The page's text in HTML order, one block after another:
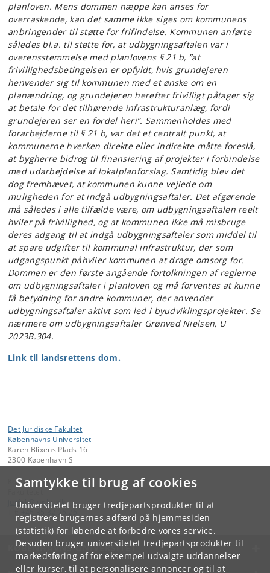
Samtykke til brug af cookies
Universitetet bruger tredjepartsprodukter til at
registrere brugernes adfærd på hjemmesiden
(statistik) for løbende at forbedre vores service.
Desuden bruger universitetet tredjepartsprodukter til
markedsføring af for eksempel udvalgte uddannelser
eller kurser, til at personalisere annoncer og til at
planloven. Mens dommen næppe kan anses for
overraskende, kan det samme ikke siges om kommunens
anbringender til støtte for frifindelse. Kommunen anførte
således bl.a. til støtte for, at udbygningsaftalen var i
overensstemmelse med planlovens § 21 b, ”at
frivillighedsbetingelsen er opfyldt, hvis grundejeren
henvender sig til kommunen med et ønske om en
planændring, og grundejeren herefter frivilligt påtager sig
at betale for det tilhørende infrastrukturanlæg, fordi
grundejeren ser en fordel heri”. Sammenholdes med
forarbejderne til § 21 b, var det et centralt punkt, at
kommunerne hverken direkte eller indirekte måtte foreslå,
at bygherre bidrog til finansiering af projekter i forbindelse
med udarbejdelse af lokalplanforslag. Samtidig blev det
dog fremhævet, at kommunen kunne vejlede om
muligheden for at indgå udbygningsaftaler. Det afgørende
må således i alle tilfælde være, om udbygningsaftalen reelt
hviler på frivillighed, og at kommunen ikke må misbruge
deres adgang til at indgå udbygningsaftaler som middel til
at spare udgifter til kommunal infrastruktur, der som
udgangspunkt påhviler kommunen at drage omsorg for.
Dommen er den første angående fortolkningen af reglerne
om udbygningsaftaler i planloven og må forventes at kunne
få betydning for andre kommuner, der anvender
udbygningsaftaler aktivt som led i byudviklingsprojekter. Se
nærmere om udbygningsaftaler Grønved Nielsen, U
2023B.304.
Link til landsrettens dom.
Det Juridiske Fakultet
Københavns Universitet
Karen Blixens Plads 16
2300 København S
Kontakt:
jurfak @jur.ku.dk
KØBENHAVNS UNIVERSITET